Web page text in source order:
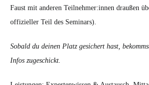
Faust mit anderen Teilnehmer:innen draußen
offizieller Teil des Seminars).
Sobald du deinen Platz gesichert hast,
Infos zugeschickt.